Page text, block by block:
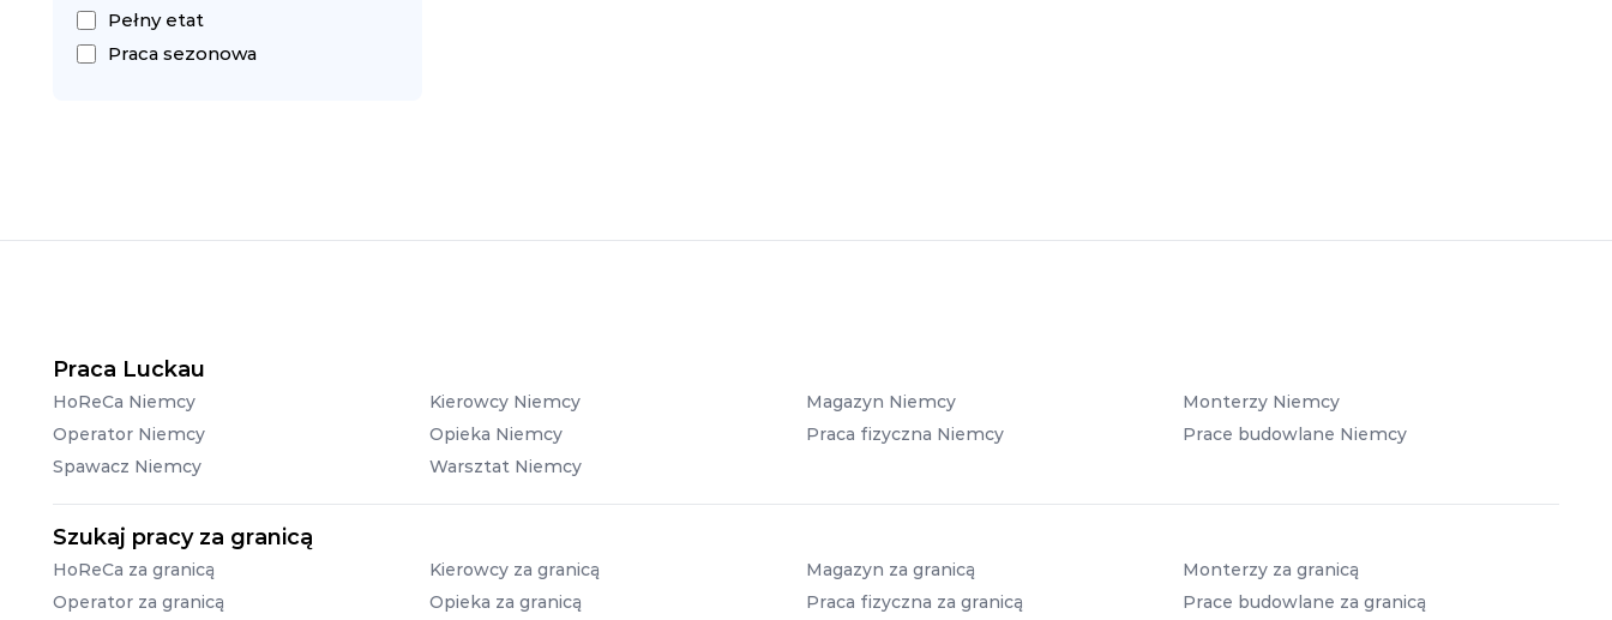
Pełny etat
Praca sezonowa
Praca Luckau
HoReCa Niemcy Kierowcy Niemcy Magazyn Niemcy
Monterzy Niemcy
Operator Niemcy
Opieka Niemcy Praca fizyczna Niemcy
Prace budowlane Niemcy
Spawacz Niemcy
Warsztat Niemcy
Szukaj pracy za granicą
HoReCa za granicą Kierowcy za granicą Magazyn za granicą
Monterzy za granicą
Operator za granicą
Opieka za granicą Praca fizyczna za granicą
Prace budowlane za granicą